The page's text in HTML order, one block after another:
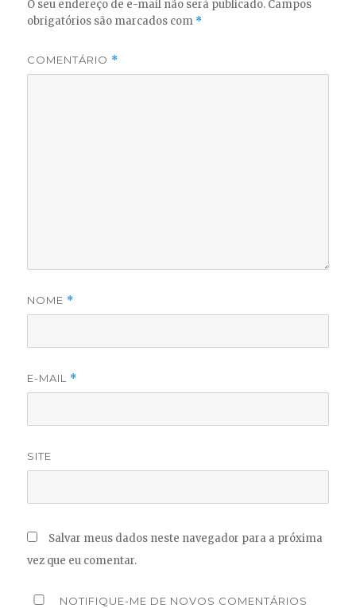
O seu endereço de e-mail não será publicado. Campos
obrigatórios são marcados com *
COMENTÁRIO *
NOME *
E-MAIL *
SITE
Salvar meus dados neste navegador para a próxima
vez que eu comentar.
NOTIFIQUE-ME DE NOVOS COMENTÁRIOS